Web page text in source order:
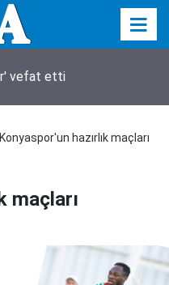
vefat etti
Konyaspor'un hazırlık maçları
maçları